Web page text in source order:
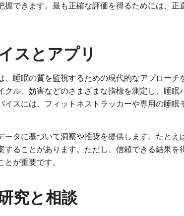
握できます。最も正確な評価を得るためには、正
スとアプリ
、睡眠の質を監視するための現代的なアプローチ
クル、妨害などのさまざまな指標を測定し、睡眠
イスには、フィットネストラッカーや専用の睡眠
ータに基づいて洞察や推奨を提供します。たとえ
することがあります。ただし、信頼できる結果を
が重要です。
究と相談